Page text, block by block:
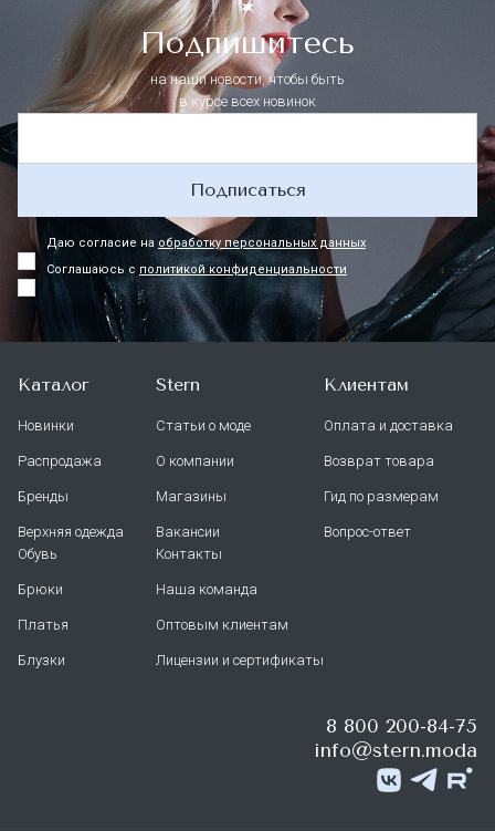
Подпишитесь
на наши новости, чтобы быть
в курсе всех новинок
Подписаться
Даю согласие наобработку персональных данных
Соглашаюсь с политикой конфиденциальности
Каталог
Новинки
Распродажа
Бренды
Верхняя одежда
Обувь
Брюки
Платья
Блузки
Stern
Статьи о моде
О компании
Магазины
Вакансии
Контакты
Наша команда
Оптовым клиентам
Лицензии и сертификаты
Клиентам
Оплата и доставка
Возврат товара
Гид по размерам
Вопрос-ответ
8 800 200-84-75
info@stern.moda